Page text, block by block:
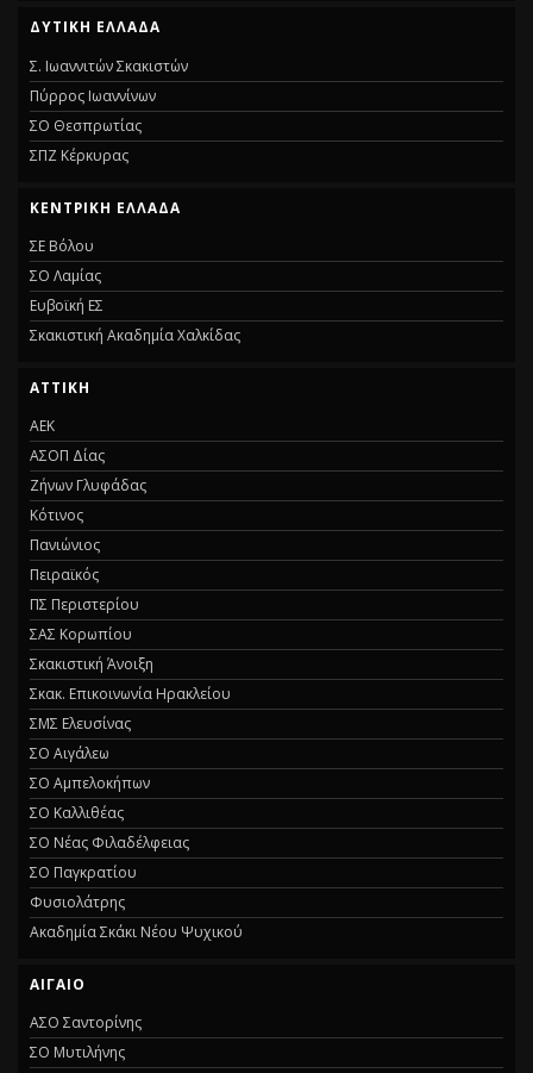
ΔΥΤΙΚΉ ΕΛΛΆΔΑ
Σ. Ιωαννιτών Σκακιστών
Πύρρος Ιωαννίνων
ΣΟ Θεσπρωτίας
ΣΠΖ Κέρκυρας
ΚΕΝΤΡΙΚΉ ΕΛΛΆΔΑ
ΣΕ Βόλου
ΣΟ Λαμίας
Ευβοϊκή ΕΣ
Σκακιστική Ακαδημία Χαλκίδας
ΑΤΤΙΚΉ
ΑΕΚ
ΑΣΟΠ Δίας
Ζήνων Γλυφάδας
Κότινος
Πανιώνιος
Πειραϊκός
ΠΣ Περιστερίου
ΣΑΣ Κορωπίου
Σκακιστική Άνοιξη
Σκακ. Επικοινωνία Ηρακλείου
ΣΜΣ Ελευσίνας
ΣΟ Αιγάλεω
ΣΟ Αμπελοκήπων
ΣΟ Καλλιθέας
ΣΟ Νέας Φιλαδέλφειας
ΣΟ Παγκρατίου
Φυσιολάτρης
Ακαδημία Σκάκι Νέου Ψυχικού
ΑΙΓΑΊΟ
ΑΣΟ Σαντορίνης
ΣΟ Μυτιλήνης